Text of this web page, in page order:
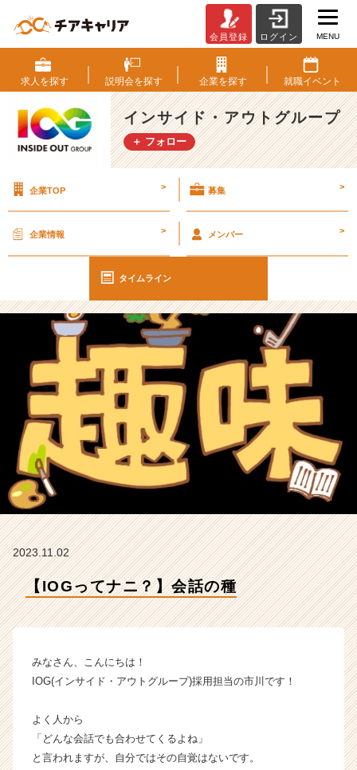
O
G
っ
て
ナ
ニ？】
種
サ
イ
ア
ウ
ト
の
タ
イ
イ
ン
チ
ー・
長
企
ス
カ
会員登録 ログイン MENU
求人を探す 説明会を探す 企業を探す 就職イベント
インサイド・アウトグループ
＋ フォロー
企業TOP > 募集 >
企業情報 > メンバー >
タイムライン
2023.11.02
【IOGってナニ？】会話の種
みなさん、こんにちは！
IOG(インサイド・アウトグループ)採用担当の市川です！
よく人から
「どんな会話でも合わせてくるよね」
と言われますが、自分ではその自覚はないです。